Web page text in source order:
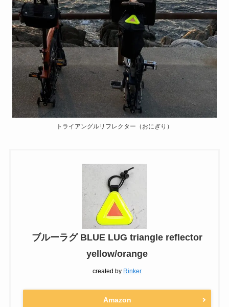
トライアングルリフレクター（おにぎり）
ブルーラグ BLUE LUG triangle reflector
yellow/orange
created by Rinker
Amazon